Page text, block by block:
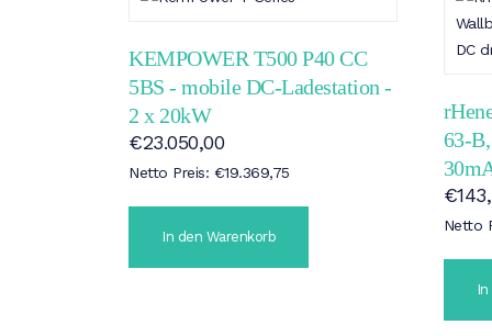
KEMPOWER T500 P40 CC
5BS - mobile DC-Ladestation -
2 x 20kW
€23.050,00
Netto Preis: €19.369,75
In den Warenkorb
63-
€
Netto